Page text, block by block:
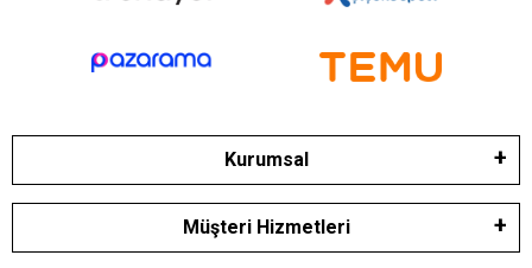
Kurumsal
Müşteri Hizmetleri